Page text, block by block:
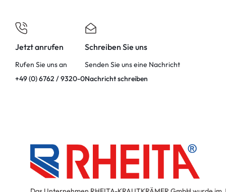
Jetzt anrufen
Rufen Sie uns an
+49 (0) 6762 / 9320-0
Schreiben Sie uns
Senden Sie uns eine Nachricht
Nachricht schreiben